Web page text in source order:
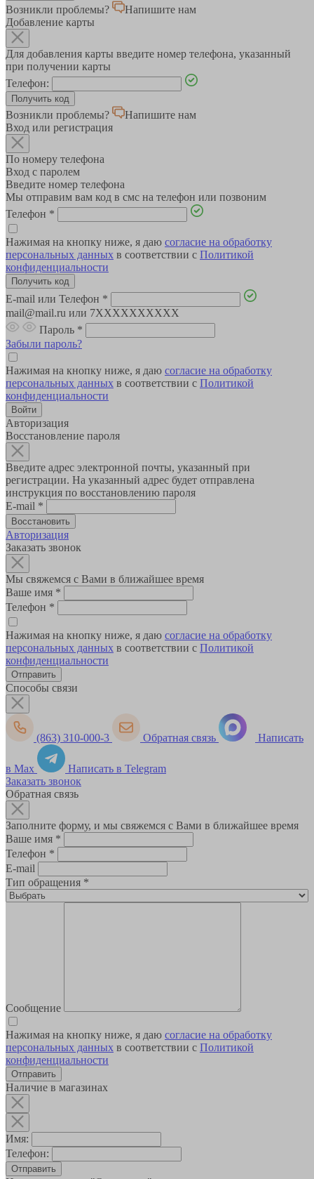
Возникли проблемы?
Напишите нам
Добавление карты
Для добавления карты введите номер телефона, указанный
при получении карты
Телефон:
Возникли проблемы?
Напишите нам
Вход или регистрация
По номеру телефона
Вход с паролем
Введите номер телефона
Мы отправим вам код в смс на телефон или позвоним
Телефон *
Нажимая на кнопку ниже, я даю согласие на обработку
персональных данных в соответствии с Политикой
конфиденциальности
E-mail или Телефон *
mail@mail.ru или 7XXXXXXXXXX
Пароль *
Забыли пароль?
Нажимая на кнопку ниже, я даю согласие на обработку
персональных данных в соответствии с Политикой
конфиденциальности
Авторизация
Восстановление пароля
Введите адрес электронной почты, указанный при
регистрации. На указанный адрес будет отправлена
инструкция по восстановлению пароля
E-mail *
Авторизация
Заказать звонок
Мы свяжемся с Вами в ближайшее время
Ваше имя *
Телефон *
Нажимая на кнопку ниже, я даю согласие на обработку
персональных данных в соответствии с Политикой
конфиденциальности
Способы связи
(863) 310-000-3 Обратная связь Написать
в Max
Написать в Telegram
Заказать звонок
Обратная связь
Заполните форму, и мы свяжемся с Вами в ближайшее время
Ваше имя *
Телефон *
E-mail
Тип обращения *
Сообщение
Нажимая на кнопку ниже, я даю согласие на обработку
персональных данных в соответствии с Политикой
конфиденциальности
Наличие в магазинах
Имя:
Телефон:
Отправить